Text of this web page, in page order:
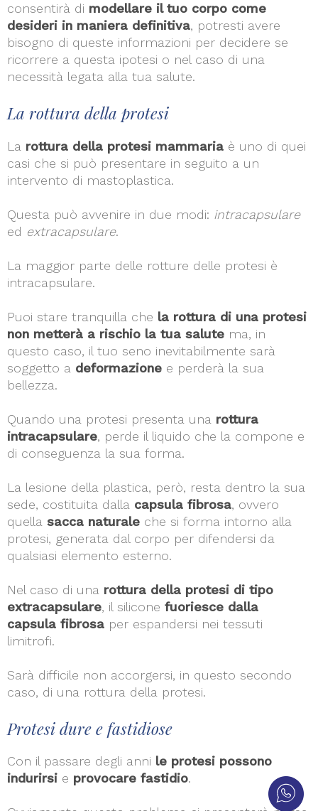
consentirà di modellare il tuo corpo come
desideri in maniera definitiva, potresti avere
bisogno di queste informazioni per decidere se
ricorrere a questa ipotesi o nel caso di una
necessità legata alla tua salute.
La rottura della protesi
La rottura della protesi mammaria è uno di quei
casi che si può presentare in seguito a un
intervento di mastoplastica.
Questa può avvenire in due modi: intracapsulare
ed extracapsulare.
La maggior parte delle rotture delle protesi è
intracapsulare.
Puoi stare tranquilla che la rottura di una protesi
non metterà a rischio la tua salute ma, in
questo caso, il tuo seno inevitabilmente sarà
soggetto a deformazione e perderà la sua
bellezza.
Quando una protesi presenta una rottura
intracapsulare, perde il liquido che la compone e
di conseguenza la sua forma.
La lesione della plastica, però, resta dentro la sua
sede, costituita dalla capsula fibrosa, ovvero
quella sacca naturale che si forma intorno alla
protesi, generata dal corpo per difendersi da
qualsiasi elemento esterno.
Nel caso di una rottura della protesi di tipo
extracapsulare, il silicone fuoriesce dalla
capsula fibrosa per espandersi nei tessuti
limitrofi.
Sarà difficile non accorgersi, in questo secondo
caso, di una rottura della protesi.
Protesi dure e fastidiose
Con il passare degli anni le protesi possono
indurirsi e provocare fastidio.